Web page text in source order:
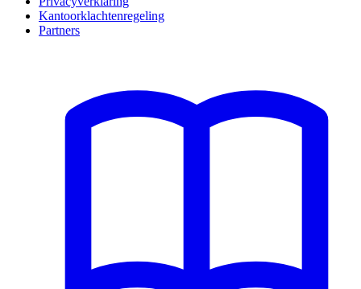
Kantoorklachtenregeling
Partners